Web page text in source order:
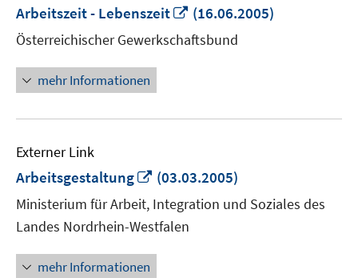
Arbeitszeit - Lebenszeit
In
neuem
Fenster
(16.06.2005)
Österreichischer Gewerkschaftsbund
mehr Informationen
Externer Link
Arbeitsgestaltung
In
Fenster
öffnen
(03.03.2005)
Ministerium für Arbeit, Integration und Soziales des
Landes Nordrhein-Westfalen
mehr Informationen